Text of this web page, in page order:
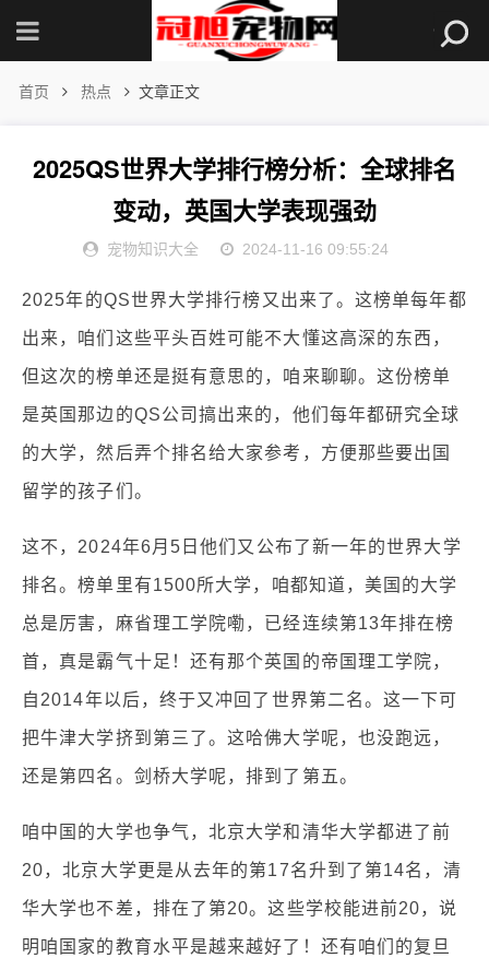
首页 热点 文章正文
2025QS世界大学排行榜分析：全球排名
变动，英国大学表现强劲
宠物知识大全 2024-11-16 09:55:24
2025年的QS世界大学排行榜又出来了。这榜单每年都
出来，咱们这些平头百姓可能不大懂这高深的东西，
但这次的榜单还是挺有意思的，咱来聊聊。这份榜单
是英国那边的QS公司搞出来的，他们每年都研究全球
的大学，然后弄个排名给大家参考，方便那些要出国
留学的孩子们。
这不，2024年6月5日他们又公布了新一年的世界大学
排名。榜单里有1500所大学，咱都知道，美国的大学
总是厉害，麻省理工学院嘞，已经连续第13年排在榜
首，真是霸气十足！还有那个英国的帝国理工学院，
自2014年以后，终于又冲回了世界第二名。这一下可
把牛津大学挤到第三了。这哈佛大学呢，也没跑远，
还是第四名。剑桥大学呢，排到了第五。
咱中国的大学也争气，北京大学和清华大学都进了前
20，北京大学更是从去年的第17名升到了第14名，清
华大学也不差，排在了第20。这些学校能进前20，说
明咱国家的教育水平是越来越好了！还有咱们的复旦